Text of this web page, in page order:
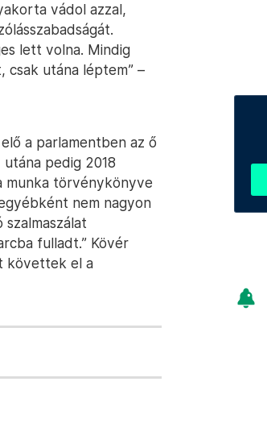
vádol azzal,
lett volna. Mindig
csak utána léptem” –
a parlamentben az ő
pedig 2018
munka törvénykönyve
nem nagyon
fulladt.” Kövér
követtek el a